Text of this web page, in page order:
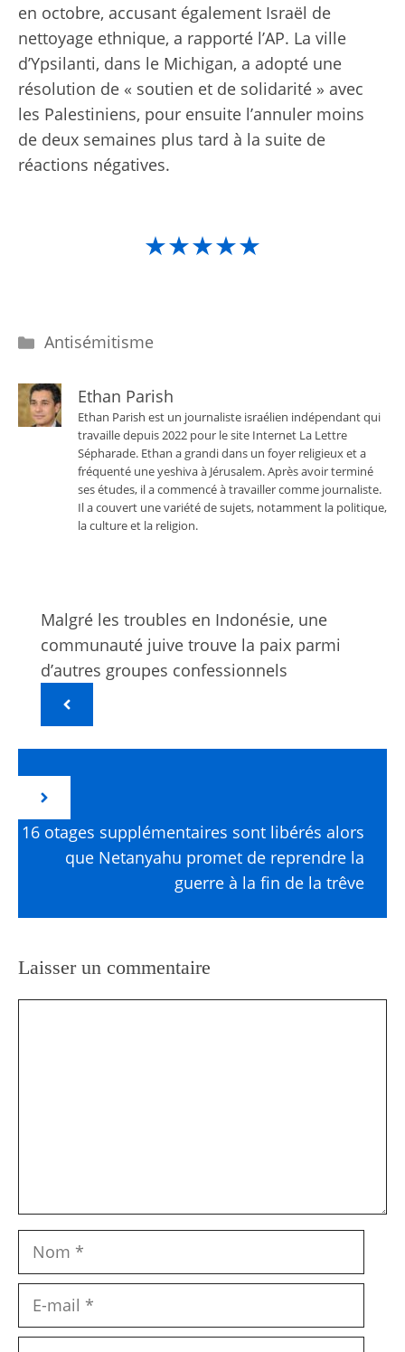
en octobre, accusant également Israël de
nettoyage ethnique, a rapporté l’AP. La ville
d’Ypsilanti, dans le Michigan, a adopté une
résolution de « soutien et de solidarité » avec
les Palestiniens, pour ensuite l’annuler moins
de deux semaines plus tard à la suite de
réactions négatives.
★★★★★
Catégories
Antisémitisme
Ethan Parish
Ethan Parish est un journaliste israélien indépendant qui
travaille depuis 2022 pour le site Internet La Lettre
Sépharade. Ethan a grandi dans un foyer religieux et a
fréquenté une yeshiva à Jérusalem. Après avoir terminé
ses études, il a commencé à travailler comme journaliste.
Il a couvert une variété de sujets, notamment la politique,
la culture et la religion.
Malgré les troubles en Indonésie, une
communauté juive trouve la paix parmi
d’autres groupes confessionnels
16 otages supplémentaires sont libérés alors
que Netanyahu promet de reprendre la
guerre à la fin de la trêve
Laisser un commentaire
Nom